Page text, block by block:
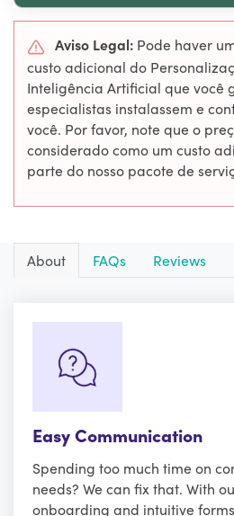
Aviso Legal: Pode haver
custo adicional do
Inteligência Artificial que você
especialistas instalassem e
você. Por favor, note que o
considerado como um custo
parte do nosso pacote de
About FAQs Reviews
Easy Communication
Spending too much time on
needs? We can fix that. With
onboarding and intuitive